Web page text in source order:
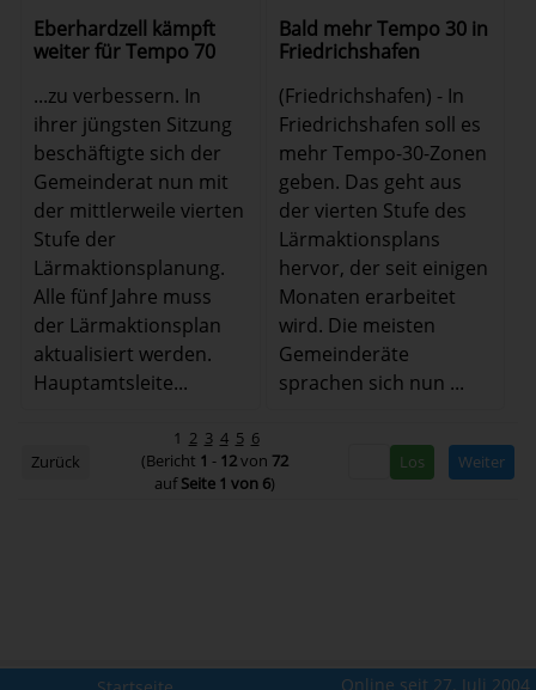
Eberhardzell kämpft
weiter für Tempo 70
...zu verbessern. In
ihrer jüngsten Sitzung
beschäftigte sich der
Gemeinderat nun mit
der mittlerweile vierten
Stufe der
Lärmaktionsplanung.
Alle fünf Jahre muss
der Lärmaktionsplan
aktualisiert werden.
Hauptamtsleite...
Bald mehr Tempo 30 in
Friedrichshafen
(Friedrichshafen) - In
Friedrichshafen soll es
mehr Tempo-30-Zonen
geben. Das geht aus
der vierten Stufe des
Lärmaktionsplans
hervor, der seit einigen
Monaten erarbeitet
wird. Die meisten
Gemeinderäte
sprachen sich nun ...
Zurück
1 2 3 4 5 6
(Bericht 1 - 12von 72
aufSeite 1 von 6)
Weiter
Online seit 27. Juli 2004